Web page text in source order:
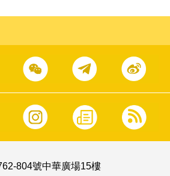
804號中華廣場15樓